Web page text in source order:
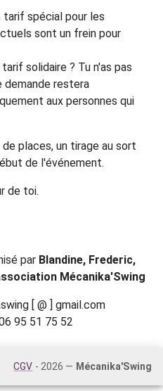
tarif spécial pour les
sont un frein pour
solidaire ? Tu n'as pas
restera
aux personnes qui
places, un tirage au sort
de l'événement.
de toi.
par Blandine, Frederic,
Mécanika'Swing
[ @ ] gmail.com
95 51 75 52
CGV - 2026 — Mécanika'Swing